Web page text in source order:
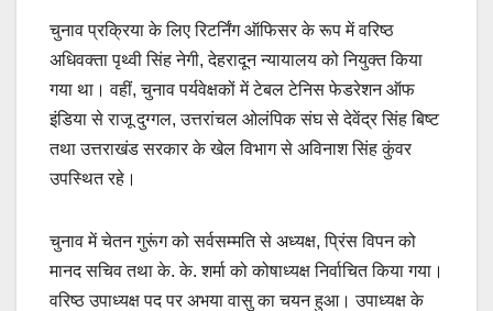
चुनाव प्रक्रिया के लिए रिटर्निंग ऑफिसर के रूप में वरिष्ठ
अधिवक्ता पृथ्वी सिंह नेगी, देहरादून न्यायालय को नियुक्त किया
गया था। वहीं, चुनाव पर्यवेक्षकों में टेबल टेनिस फेडरेशन ऑफ
इंडिया से राजू दुग्गल, उत्तरांचल ओलंपिक संघ से देवेंद्र सिंह बिष्ट
तथा उत्तराखंड सरकार के खेल विभाग से अविनाश सिंह कुंवर
उपस्थित रहे।
चुनाव में चेतन गुरूंग को सर्वसम्मति से अध्यक्ष, प्रिंस विपन को
मानद सचिव तथा के. के. शर्मा को कोषाध्यक्ष निर्वाचित किया गया।
वरिष्ठ उपाध्यक्ष पद पर अभया वासु का चयन हुआ। उपाध्यक्ष के